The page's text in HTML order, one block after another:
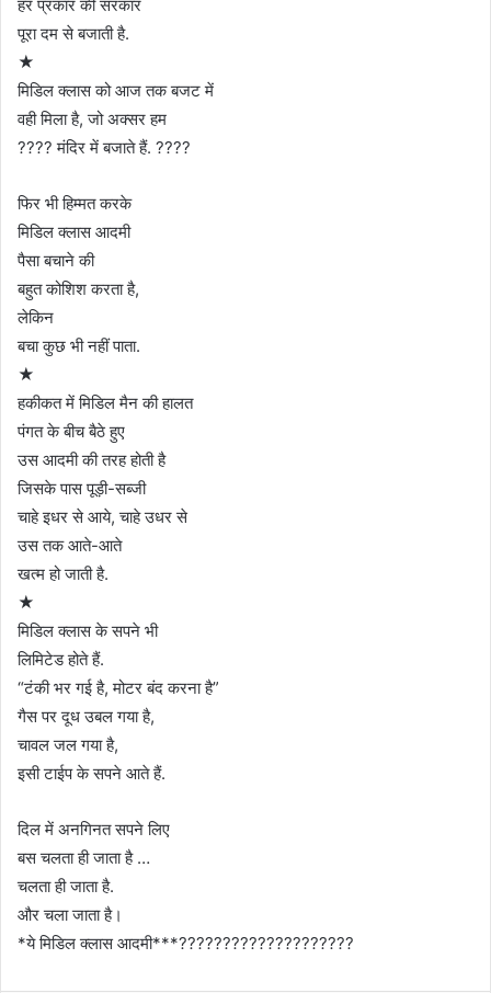
हर प्रकार की सरकार
पूरा दम से बजाती है.
★
मिडिल क्लास को आज तक बजट में
वही मिला है, जो अक्सर हम
???? मंदिर में बजाते हैं. ????
फिर भी हिम्मत करके
मिडिल क्लास आदमी
पैसा बचाने की
बहुत कोशिश करता है,
लेकिन
बचा कुछ भी नहीं पाता.
★
हकीकत में मिडिल मैन की हालत
पंगत के बीच बैठे हुए
उस आदमी की तरह होती है
जिसके पास पूड़ी-सब्जी
चाहे इधर से आये, चाहे उधर से
उस तक आते-आते
खत्म हो जाती है.
★
मिडिल क्लास के सपने भी
लिमिटेड होते हैं.
“टंकी भर गई है, मोटर बंद करना है”
गैस पर दूध उबल गया है,
चावल जल गया है,
इसी टाईप के सपने आते हैं.
दिल में अनगिनत सपने लिए
बस चलता ही जाता है …
चलता ही जाता है.
और चला जाता है।
*ये मिडिल क्लास आदमी***????????????????????